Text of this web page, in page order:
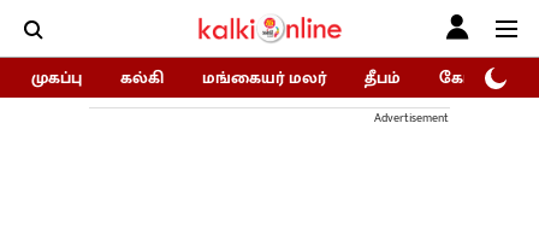
முகப்பு கல்கி மங்கையர் மலர் தீபம் கோகுலம்/
Advertisement